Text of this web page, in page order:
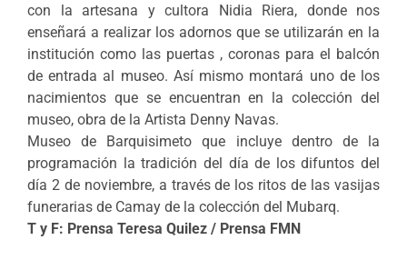
con la artesana y cultora Nidia Riera, donde nos
enseñará a realizar los adornos que se utilizarán en la
institución como las puertas , coronas para el balcón
de entrada al museo. Así mismo montará uno de los
nacimientos que se encuentran en la colección del
museo, obra de la Artista Denny Navas.
Museo de Barquisimeto que incluye dentro de la
programación la tradición del día de los difuntos del
día 2 de noviembre, a través de los ritos de las vasijas
funerarias de Camay de la colección del Mubarq.
T y F: Prensa Teresa Quilez / Prensa FMN